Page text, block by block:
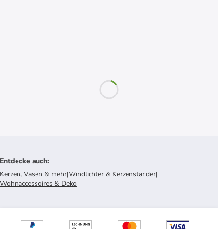
Entdecke auch:
Kerzen, Vasen & mehr|Windlichter & Kerzenständer|
Wohnaccessoires & Deko